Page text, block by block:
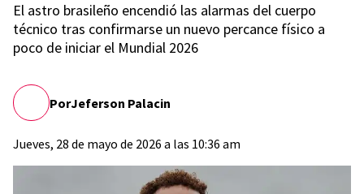
El astro brasileño encendió las alarmas del cuerpo
técnico tras confirmarse un nuevo percance físico a
poco de iniciar el Mundial 2026
PorJeferson Palacin
Jueves, 28 de mayo de 2026 a las 10:36 am